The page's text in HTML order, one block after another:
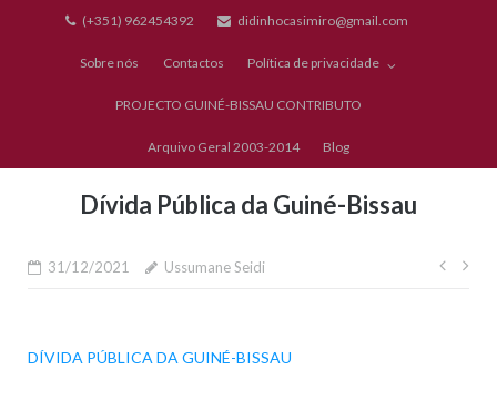
(+351) 962454392 didinhocasimiro@gmail.com
Sobre nós Contactos Política de privacidade
PROJECTO GUINÉ-BISSAU CONTRIBUTO
Arquivo Geral 2003-2014 Blog
Dívida Pública da Guiné-Bissau
31/12/2021 Ussumane Seidi
DÍVIDA PÚBLICA DA GUINÉ-BISSAU